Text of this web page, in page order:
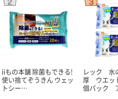
iiもの本舗 除菌もできる!
使い捨てぞうきん ウェッ
トシー…
レック 水
厚 ウエッ
個パック